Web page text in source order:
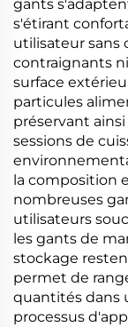
gants
s'étirant
utilisateur sans
contraignants
surface
particules
préservant
sessions de
la composition
nombreuses
utilisateurs
les gants de
stockage
permet de
quantités dans
processus